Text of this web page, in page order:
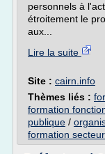
personnels à
étroitement le
aux...
Lire la suite
Site : cairn.info
Thèmes liés :
formation
publique /
formation